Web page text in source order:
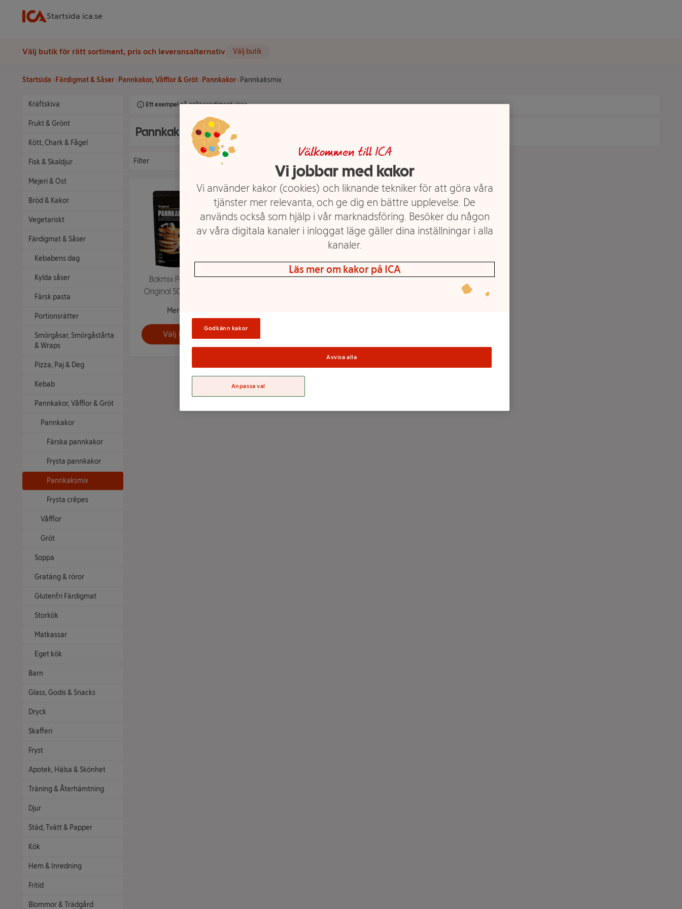
Startsida ica.se
Välj butik för rätt sortiment, pris och leveransalternativ Välj butik
Startsida Färdigmat & Såser Pannkakor, Våfflor & Gröt Pannkakor Pannkaksmix
Kräftskiva
Frukt & Grönt
Kött, Chark & Fågel
Fisk & Skaldjur
Mejeri & Ost
Bröd & Kakor
Vegetariskt
Färdigmat & Såser
Kebabens dag
Kylda såser
Färsk pasta
Portionsrätter
Smörgåsar, Smörgåstårta
& Wraps
Pizza, Paj & Deg
Kebab
Pannkakor, Våfflor & Gröt
Pannkakor
Färska pannkakor
Frysta pannkakor
Pannkaksmix
Frysta crêpes
Våfflor
Gröt
Soppa
Gratäng & röror
Glutenfri Färdigmat
Storkök
Matkassar
Eget kök
Barn
Glass, Godis & Snacks
Dryck
Skafferi
Fryst
Apotek, Hälsa & Skönhet
Träning & Återhämtning
Djur
Städ, Tvätt & Papper
Kök
Hem & Inredning
Fritid
Blommor & Trädgård
Ett exempel på onlinesortiment visas.
Pannkaksmix
Filter
Bakmix Pannkakor
Original 500g Tyngre
Mer info
Välj butik
Pannkaksmix 530g
Välkommen till ICA
Vi jobbar med kakor
Vi använder kakor (cookies) och liknande tekniker för att göra våra
tjänster mer relevanta, och ge dig en bättre upplevelse. De
används också som hjälp i vår marknadsföring. Besöker du någon
av våra digitala kanaler i inloggat läge gäller dina inställningar i alla
kanaler.
Läs mer om kakor på ICA
Godkänn kakor
Avvisa alla
Anpassa val